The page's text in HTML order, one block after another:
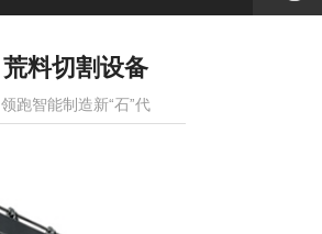
荒料切割设备
领跑智能制造新“石”代